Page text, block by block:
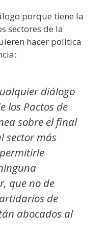
porque tiene la
sectores de la
hacer política
diálogo
los Pactos de
sobre el final
sector más
que no de
de
abocados al